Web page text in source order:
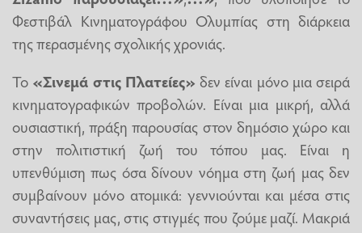
Φεστιβάλ Κινηματογράφου Ολυμπίας στη διάρκεια
της περασμένης σχολικής χρονιάς.
Το «Σινεμά στις Πλατείες» δεν είναι μόνο μια σειρά
κινηματογραφικών προβολών. Είναι μια μικρή, αλλά
ουσιαστική, πράξη παρουσίας στον δημόσιο χώρο και
στην πολιτιστική ζωή του τόπου μας. Είναι η
υπενθύμιση πως όσα δίνουν νόημα στη ζωή μας δεν
συμβαίνουν μόνο ατομικά: γεννιούνται και μέσα στις
συναντήσεις μας, στις στιγμές που ζούμε μαζί. Μακριά